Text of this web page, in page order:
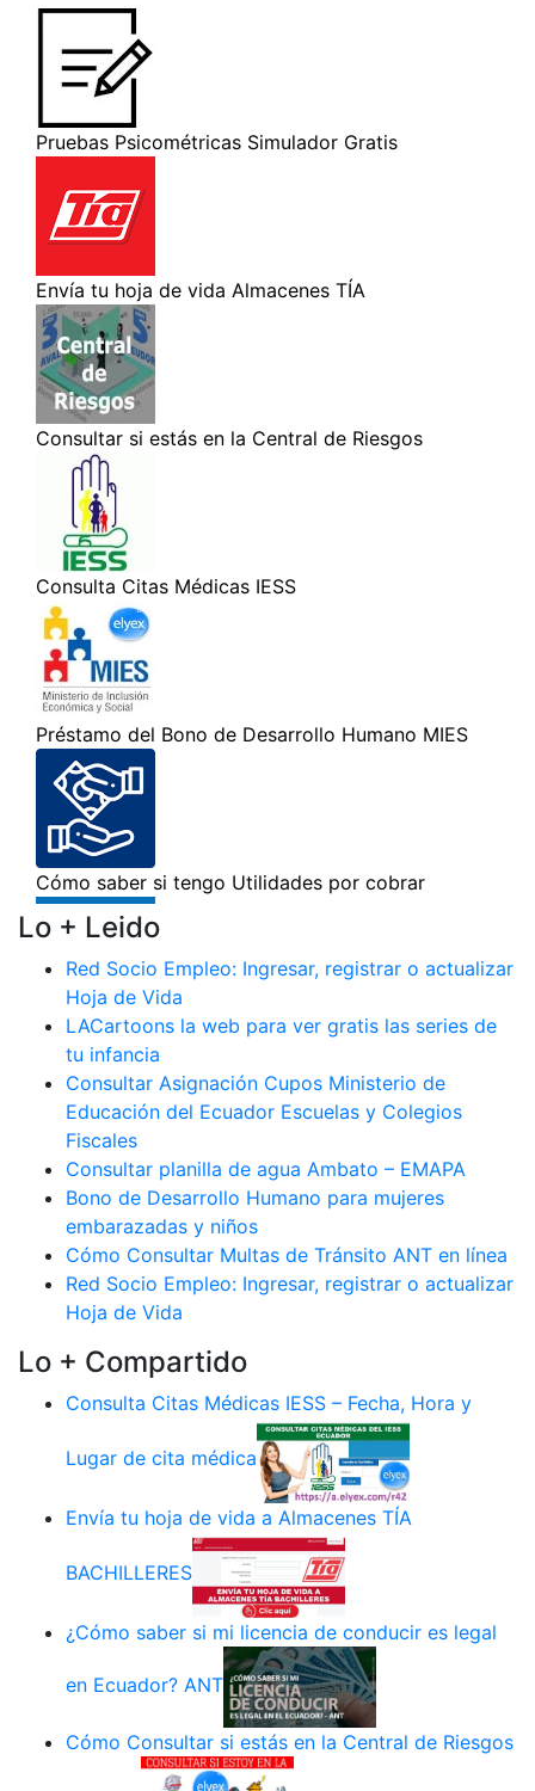
Lo + Leido
Red Socio Empleo: Ingresar, registrar o actualizar
Hoja de Vida
LACartoons la web para ver gratis las series de
tu infancia
Consultar Asignación Cupos Ministerio de
Educación del Ecuador Escuelas y Colegios
Fiscales
Consultar planilla de agua Ambato – EMAPA
Bono de Desarrollo Humano para mujeres
embarazadas y niños
Cómo Consultar Multas de Tránsito ANT en línea
Red Socio Empleo: Ingresar, registrar o actualizar
Hoja de Vida
Lo + Compartido
Consulta Citas Médicas IESS – Fecha, Hora y
Lugar de cita médica
Envía tu hoja de vida a Almacenes TÍA
BACHILLERES
¿Cómo saber si mi licencia de conducir es legal
en Ecuador? ANT
Cómo Consultar si estás en la Central de Riesgos